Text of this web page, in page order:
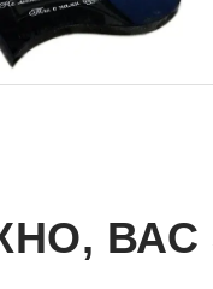
ВАС